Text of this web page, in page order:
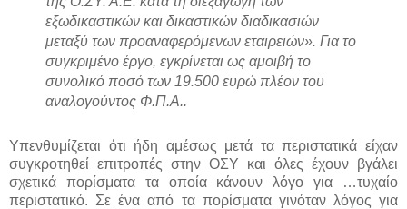
εξωδικαστικών και δικαστικών διαδικασιών
μεταξύ των προαναφερόμενων εταιρειών». Για το
συγκριμένο έργο, εγκρίνεται ως αμοιβή το
συνολικό ποσό των 19.500 ευρώ πλέον του
αναλογούντος Φ.Π.Α..
Υπενθυμίζεται ότι ήδη αμέσως μετά τα περιστατικά είχαν
συγκροτηθεί επιτροπές στην ΟΣΥ και όλες έχουν βγάλει
σχετικά πορίσματα τα οποία κάνουν λόγο για …τυχαίο
περιστατικό. Σε ένα από τα πορίσματα γινόταν λόγος για